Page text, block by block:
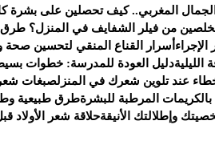
الجمال المغربي.. كيف تحصلين على بشرة
من فيلر الشفايف في المنزل؟ طرق
أسرار القناع المنقي لتحسين صحة
دليل العودة للمدرسة: خطوات
عند تلوين شعرك في المنزلصبغات
بالكريمات المرطبة للبشرةطرق طبيعية
وإطلالتك الأنيقةحلاقة شعر الأولاد